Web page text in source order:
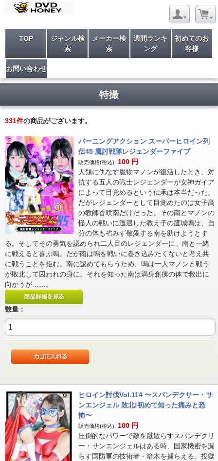
TOP
ジャンル検
索
メーカー検
索
週間ランキ
ング
初めてのお
客様
お問い合わせ
特撮
331件の商品がございます。
バーニングアクション スーパーヒロイン列
伝45 魔討戦隊レジェンダーファイブ
販売価格(税込): 100 円
人類に仇なす魔物マノンが復活したとき、対
抗する五人の戦士レジェンダーが女神ガイア
によって目覚めるという伝承は本当だった。
だがレジェンダーとして目覚めたのは女子高
の教師香咲南だけだった。その南とマノンの
怪人の戦いに遭遇した教え子の鷹城鳴は、自
分の体も省みず敬愛する南を助けようとす
る。そしてその勇気を認められ二人目のレジェンダーに。南と一緒
に戦えると喜ぶ鳴。だが南は鳴を戦いに巻き込みたくないと考え共
に戦うことを拒む。南に認めてもらうため、鳴は一人マノンと戦う
が敗北して囚われの身に。それを知った南は満身創痍の体で救出に
向かうが……。
数量：
ヒロイン討伐Vol.114 〜スパンデクサー・サ
ンエンジェル 敗北!初めて知った痛みと恐
怖〜
販売価格(税込): 100 円
圧倒的なパワーで敵を蹴散らすスパンデクサ
ー・サンエンジェルはある時、国家機密を漏
らす国防軍の技術者・暗木を捕らえる。投獄